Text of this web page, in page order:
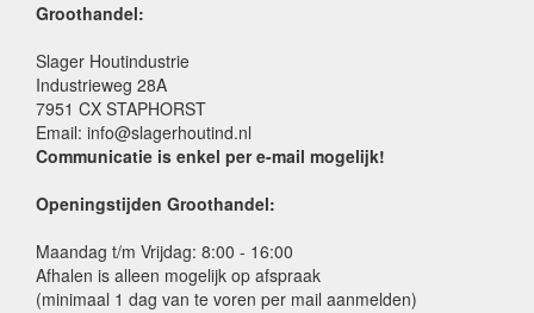
Groothandel:
Slager Houtindustrie
Industrieweg 28A
7951 CX STAPHORST
Email: info@slagerhoutind.nl
Communicatie is enkel per e-mail mogelijk!
Openingstijden Groothandel:
Maandag t/m Vrijdag: 8:00 - 16:00
Afhalen is alleen mogelijk op afspraak
(minimaal 1 dag van te voren per mail aanmelden)